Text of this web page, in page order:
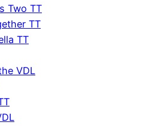
Two TT
TT
TT
VDL